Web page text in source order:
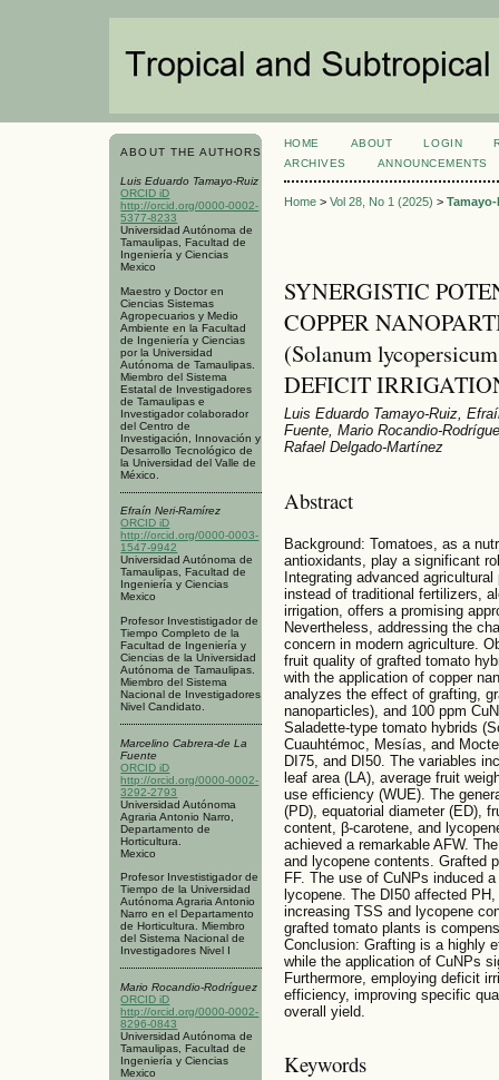
ABOUT THE AUTHORS
Luis Eduardo Tamayo-Ruiz
ORCID iD
http://orcid.org/0000-0002-
5377-8233
Universidad Autónoma de
Tamaulipas, Facultad de
Ingeniería y Ciencias
Mexico
Maestro y Doctor en
Ciencias Sistemas
Agropecuarios y Medio
Ambiente en la Facultad
de Ingeniería y Ciencias
por la Universidad
Autónoma de Tamaulipas.
Miembro del Sistema
Estatal de Investigadores
de Tamaulipas e
Investigador colaborador
del Centro de
Investigación, Innovación y
Desarrollo Tecnológico de
la Universidad del Valle de
México.
Efraín Neri-Ramírez
ORCID iD
http://orcid.org/0000-0003-
1547-9942
Universidad Autónoma de
Tamaulipas, Facultad de
Ingeniería y Ciencias
Mexico
Profesor Investistigador de
Tiempo Completo de la
Facultad de Ingeniería y
Ciencias de la Universidad
Autónoma de Tamaulipas.
Miembro del Sistema
Nacional de Investigadores
Nivel Candidato.
Marcelino Cabrera-de La
Fuente
ORCID iD
http://orcid.org/0000-0002-
3292-2793
Universidad Autónoma
Agraria Antonio Narro,
Departamento de
Horticultura.
Mexico
Profesor Investistigador de
Tiempo de la Universidad
Autónoma Agraria Antonio
Narro en el Departamento
de Horticultura. Miembro
del Sistema Nacional de
Investigadores Nivel I
Mario Rocandio-Rodríguez
ORCID iD
http://orcid.org/0000-0002-
8296-0843
Universidad Autónoma de
Tamaulipas, Facultad de
Ingeniería y Ciencias
Mexico
HOME ABOUT LOGIN
ARCHIVES
ANNOUNCEMENTS
Home> Vol 28, No 1 (2025) >
SYNERGISTIC
COPPER
(Solanum
DEFICIT
Luis Eduardo Tamayo-Ruiz,
Fuente, Mario Rocandio-
Rafael Delgado-Martínez
Abstract
Background: Tomatoes, as a
antioxidants, play a significant
Integrating advanced
instead of traditional fertilizers,
irrigation, offers a promising
Nevertheless, addressing the
concern in modern agriculture.
fruit quality of grafted tomato
with the application of copper
analyzes the effect of grafting,
nanoparticles), and 100 ppm
Saladette-type tomato hybrids
Cuauhtémoc, Mesías, and
DI75, and DI50. The variables
leaf area (LA), average fruit
use efficiency (WUE). The
(PD), equatorial diameter (ED),
content, β-carotene, and
achieved a remarkable AFW.
and lycopene contents. Grafted
FF. The use of CuNPs induced
lycopene. The DI50 affected
increasing TSS and lycopene
grafted tomato plants is
Conclusion: Grafting is a highly
while the application of CuNPs
Furthermore, employing deficit
efficiency, improving specific
overall yield.
Keywords